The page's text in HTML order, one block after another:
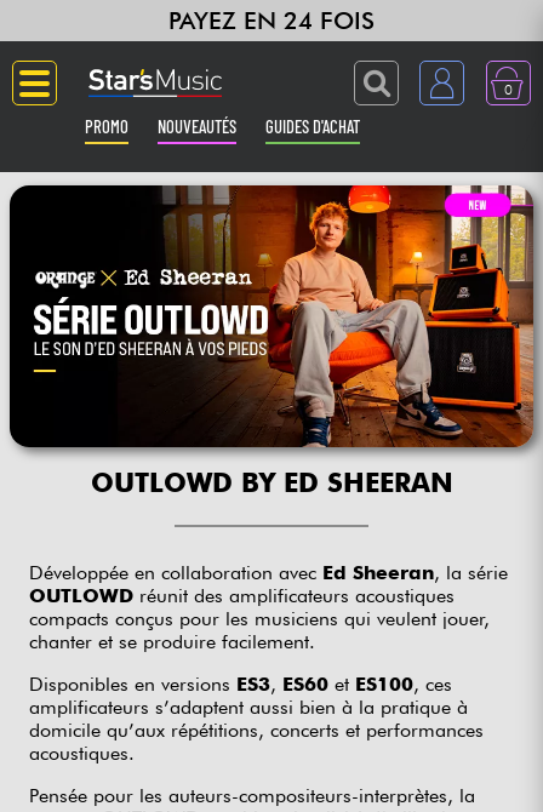
PAYEZ EN 24 FOIS
0
PROMO NOUVEAUTÉS GUIDES D'ACHAT
Langue
Guitares & Basses
Amplis & Effets
Claviers & Pianos
Casques
Micros & HF
DJ
Sono
OUTLOWD BY ED SHEERAN
Développée en collaboration avec Ed Sheeran, la série
OUTLOWD réunit des amplificateurs acoustiques
compacts conçus pour les musiciens qui veulent jouer,
chanter et se produire facilement.
Disponibles en versions ES3, ES60 et ES100, ces
amplificateurs s’adaptent aussi bien à la pratique à
domicile qu’aux répétitions, concerts et performances
acoustiques.
Pensée pour les auteurs-compositeurs-interprètes, la